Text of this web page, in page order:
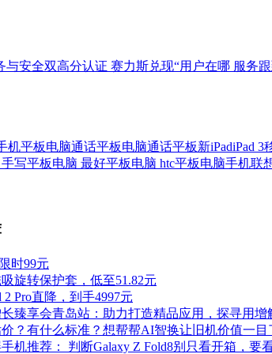
与安全双高分认证 赛力斯兑现“用户在哪 服务
机平板电脑通话平板电脑通话平板新iPadiPad 3
手写平板电脑 最好平板电脑 htc平板电脑手机联
时99元
旋转保护套，低至51.82元
Pro直降，到手4997元
臻享会青岛站：助力打造精品应用，探寻用增
？有什么标准？想帮帮AI智换让旧机价值一目
机推荐： 判断Galaxy Z Fold8别只看开箱，要